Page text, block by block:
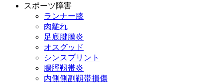
スポーツ障害
ランナー膝
肉離れ
足底腱膜炎
オスグッド
シンスプリント
腸脛靱帯炎
内側側副靱帯損傷